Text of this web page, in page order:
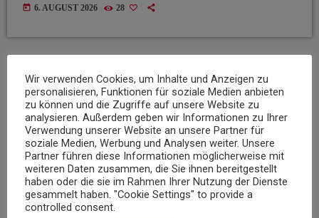
today 6. AUGUST 2026 28
insert_link
Wir verwenden Cookies, um Inhalte und Anzeigen zu
personalisieren, Funktionen für soziale Medien anbieten
zu können und die Zugriffe auf unsere Website zu
analysieren. Außerdem geben wir Informationen zu Ihrer
Verwendung unserer Website an unsere Partner für
soziale Medien, Werbung und Analysen weiter. Unsere
Partner führen diese Informationen möglicherweise mit
weiteren Daten zusammen, die Sie ihnen bereitgestellt
haben oder die sie im Rahmen Ihrer Nutzung der Dienste
gesammelt haben. "Cookie Settings" to provide a
controlled consent.